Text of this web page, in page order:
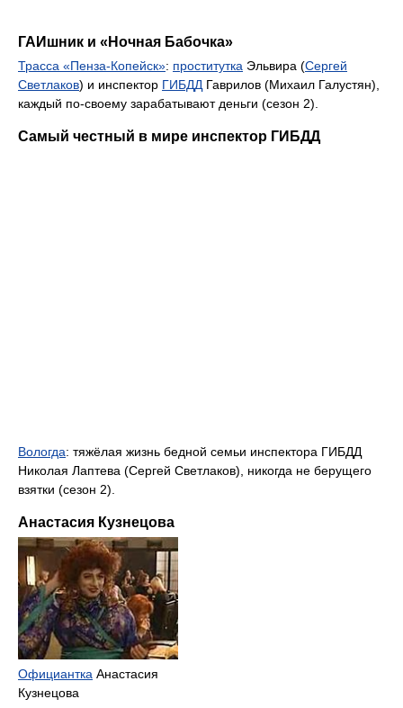
ГАИшник и «Ночная Бабочка»
Трасса «Пенза-Копейск»: проститутка Эльвира (Сергей
Светлаков) и инспектор ГИБДД Гаврилов (Михаил Галустян),
каждый по-своему зарабатывают деньги (сезон 2).
Самый честный в мире инспектор ГИБДД
Вологда: тяжёлая жизнь бедной семьи инспектора ГИБДД
Николая Лаптева (Сергей Светлаков), никогда не берущего
взятки (сезон 2).
Анастасия Кузнецова
Официантка Анастасия
Кузнецова